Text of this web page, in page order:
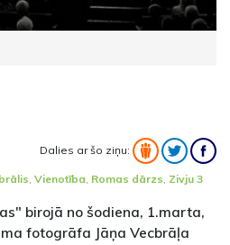
Dalies ar šo ziņu:
Vienotība Romas dārzs Zivju 3
birojā no šodiena, 1.marta,
fotogrāfa Jāņa Vecbrāļa